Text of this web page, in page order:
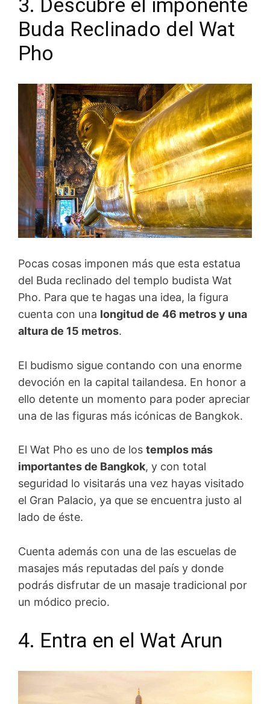
3. Descubre el imponente
Buda Reclinado del Wat
Pho
Pocas cosas imponen más que esta estatua
del Buda reclinado del templo budista Wat
Pho. Para que te hagas una idea, la figura
cuenta con una longitud de 46 metros y una
altura de 15 metros.
El budismo sigue contando con una enorme
devoción en la capital tailandesa. En honor a
ello detente un momento para poder apreciar
una de las figuras más icónicas de Bangkok.
El Wat Pho es uno de los templos más
importantes de Bangkok, y con total
seguridad lo visitarás una vez hayas visitado
el Gran Palacio, ya que se encuentra justo al
lado de éste.
Cuenta además con una de las escuelas de
masajes más reputadas del país y donde
podrás disfrutar de un masaje tradicional por
un módico precio.
4. Entra en el Wat Arun